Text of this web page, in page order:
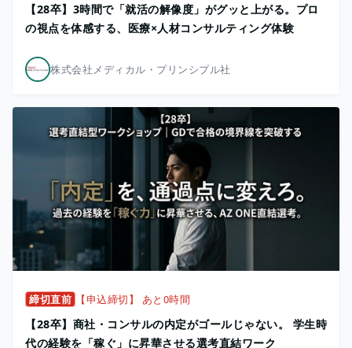
【28卒】3時間で「就活の解像度」がグッと上がる。プロ
の視点を体感する、医療×人材コンサルティング体験
株式会社メディカル・プリンシプル社
締切直前 【申込締切】 あと0時間
【28卒】商社・コンサルの内定がゴールじゃない。 学生時
代の経験を「稼ぐ」に昇華させる選考直結ワーク